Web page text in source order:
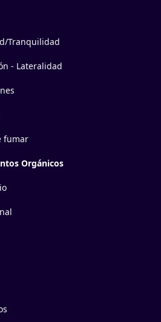
Tranquilidad
- Lateralidad
fumar
Orgánicos